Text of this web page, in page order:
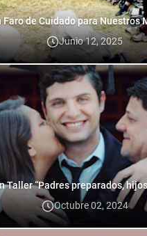
Faro de Cuidado para Nuestros
Junio 12, 2025
Taller “Padres preparados,
Octubre 02, 2024